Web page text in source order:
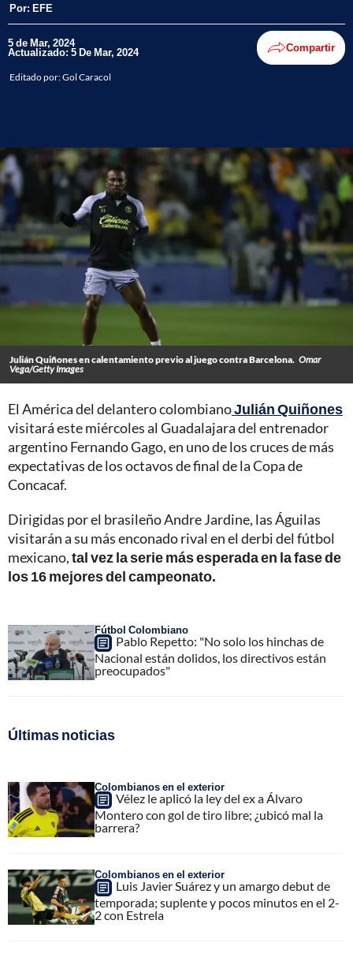
Por: EFE
5 de Mar, 2024
Actualizado: 5 De Mar, 2024 Compartir
Editado por:Gol Caracol
Julián Quiñones en calentamiento previo al juego contra Barcelona. Omar
Vega/Getty Images
El América del delantero colombianoJulián Quiñones
visitará este miércoles al Guadalajara del entrenador
argentino Fernando Gago, en uno de los cruces de más
expectativas de los octavos de final de la Copa de
Concacaf.
Dirigidas por el brasileño Andre Jardine, las Águilas
visitarán a su más enconado rival en el derbi del fútbol
mexicano,tal vez la serie más esperada en la fase de
los 16 mejores del campeonato.
Fútbol Colombiano
Pablo Repetto: "No solo los hinchas de
Nacional están dolidos, los directivos están
preocupados"
Últimas noticias
Colombianos en el exterior
Vélez le aplicó la ley del ex a Álvaro
Montero con gol de tiro libre; ¿ubicó mal la
barrera?
Colombianos en el exterior
Luis Javier Suárez y un amargo debut de
temporada; suplente y pocos minutos en el 2-
2 con Estrela